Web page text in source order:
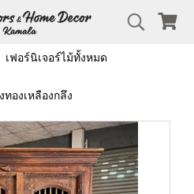
เฟอร์นิเจอร์ไม้ทั้งหมด
องเหลืองกลึง